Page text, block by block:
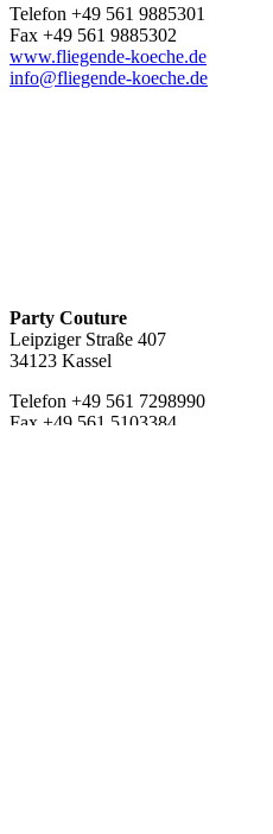
Telefon +49 561 9885301
Fax +49 561 9885302
www.fliegende-koeche.de
info@fliegende-koeche.de
Party Couture
Leipziger Straße 407
34123 Kassel
Telefon +49 561 7298990
Fax +49 561 5103384